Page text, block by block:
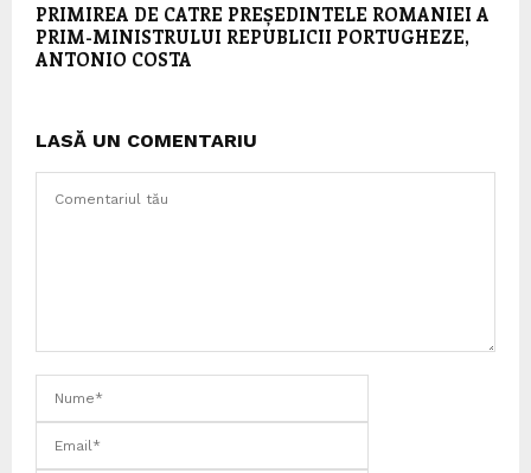
PRIMIREA DE CATRE PREȘEDINTELE ROMANIEI A
PRIM-MINISTRULUI REPUBLICII PORTUGHEZE,
ANTONIO COSTA
LASĂ UN COMENTARIU